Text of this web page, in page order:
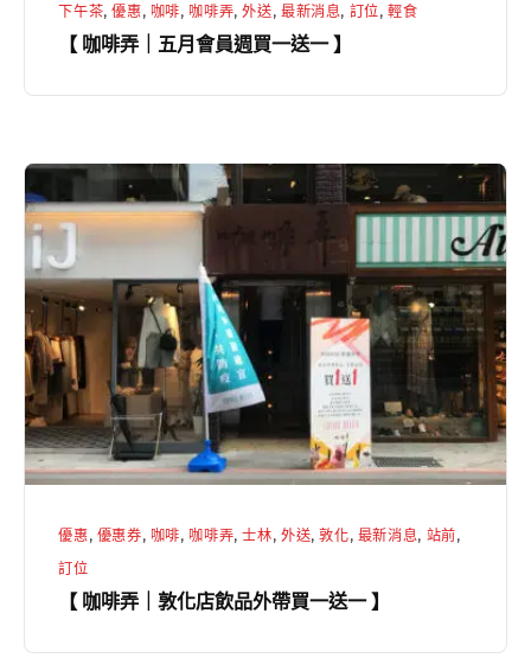
一
下午茶,優惠, 咖啡, 咖啡弄,外送, 最新消息, 訂位,輕食
【 咖啡弄｜五月會員週買一送一 】
【
咖
啡
弄
｜
敦
化
店
飲
品
送
優惠, 優惠券, 咖啡, 咖啡弄,士林, 外送,敦化, 最新消息, 站前,
訂位
【 咖啡弄｜敦化店飲品外帶買一送一 】